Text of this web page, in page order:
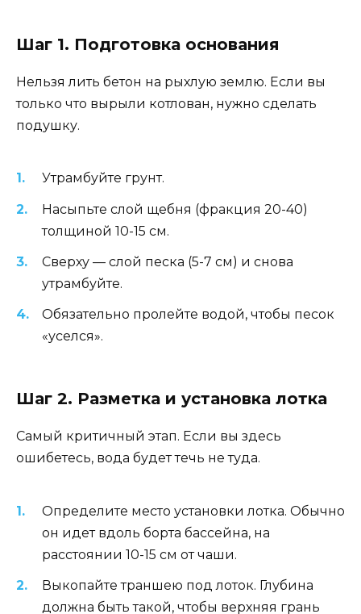
Шаг 1. Подготовка основания
Нельзя лить бетон на рыхлую землю. Если вы
только что вырыли котлован, нужно сделать
подушку.
Утрамбуйте грунт.
Насыпьте слой щебня (фракция 20-40)
толщиной 10-15 см.
Сверху — слой песка (5-7 см) и снова
утрамбуйте.
Обязательно пролейте водой, чтобы песок
«уселся».
Шаг 2. Разметка и установка лотка
Самый критичный этап. Если вы здесь
ошибетесь, вода будет течь не туда.
Определите место установки лотка. Обычно
он идет вдоль борта бассейна, на
расстоянии 10-15 см от чаши.
Выкопайте траншею под лоток. Глубина
должна быть такой, чтобы верхняя грань